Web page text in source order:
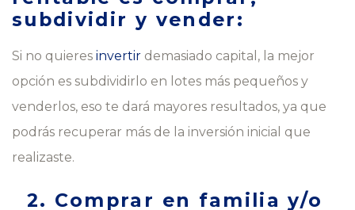
subdividir y vender:
Si no quieres invertir demasiado capital, la mejor
opción es subdividirlo en lotes más pequeños y
venderlos, eso te dará mayores resultados, ya que
podrás recuperar más de la inversión inicial que
realizaste.
2. Comprar en familia y/o